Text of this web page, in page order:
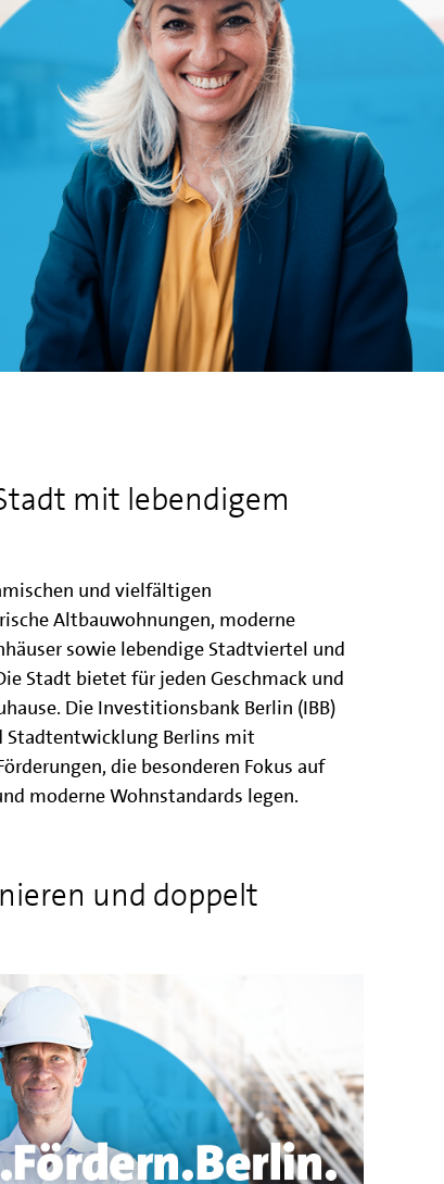
mit lebendigem
und vielfältigen
Altbauwohnungen, moderne
sowie lebendige Stadtviertel und
Stadt bietet für jeden Geschmack und
Die Investitionsbank Berlin (IBB)
Berlins mit
die besonderen Fokus auf
moderne Wohnstandards legen.
und doppelt